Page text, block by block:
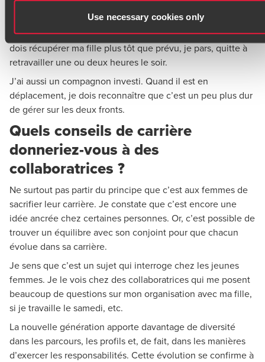
Use necessary cookies only
Dans nos bureaux, tout le monde bénéficie d’une certaine
liberté d’organisation, associés comme collaborateurs. Si je
dois récupérer ma fille plus tôt que prévu, je pars, quitte à
retravailler une ou deux heures le soir.
J’ai aussi un compagnon investi. Quand il est en
déplacement, je dois reconnaître que c’est un peu plus dur
de gérer sur les deux fronts.
Quels conseils de carrière
donneriez-vous à des
collaboratrices ?
Ne surtout pas partir du principe que c’est aux femmes de
sacrifier leur carrière. Je constate que c’est encore une
idée ancrée chez certaines personnes. Or, c’est possible de
trouver un équilibre avec son conjoint pour que chacun
évolue dans sa carrière.
Je sens que c’est un sujet qui interroge chez les jeunes
femmes. Je le vois chez des collaboratrices qui me posent
beaucoup de questions sur mon organisation avec ma fille,
si je travaille le samedi, etc.
La nouvelle génération apporte davantage de diversité
dans les parcours, les profils et, de fait, dans les manières
d’exercer les responsabilités. Cette évolution se confirme à